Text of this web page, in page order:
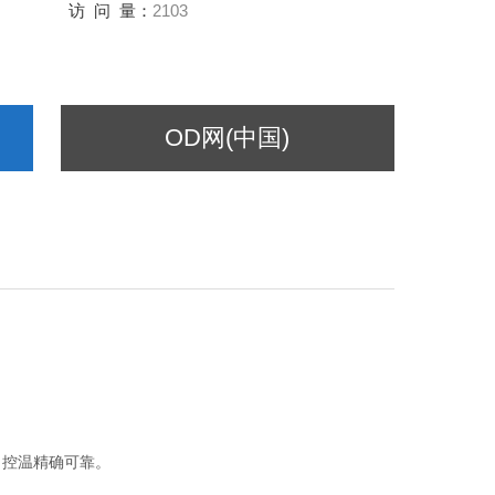
访 问 量： 2103
OD网(中国)
温精确可靠。